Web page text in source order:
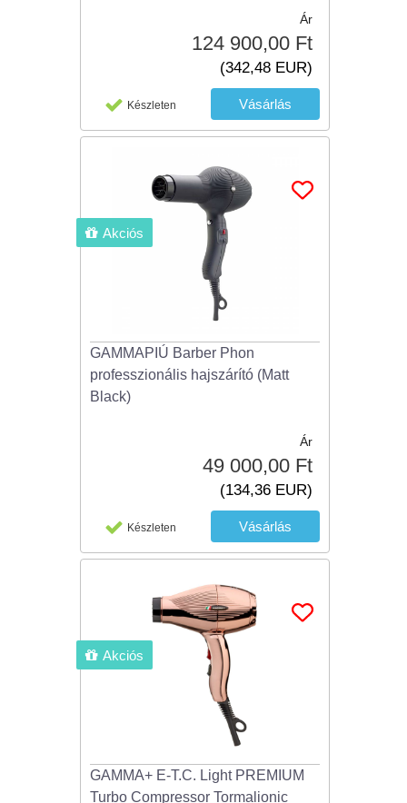
Ár
124 900,00 Ft
(342,48 EUR)
Készleten
GAMMAPIÚ Barber Phon
professzionális hajszárító (Matt
Black)
Ár
49 000,00 Ft
(134,36 EUR)
Készleten
Akciós
GAMMA+ E-T.C. Light PREMIUM
Turbo Compressor Tormalionic
Akciós